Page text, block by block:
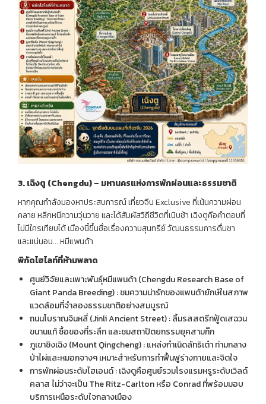
3.เฉิงตู (Chengdu) – มหานครแห่งการพักผ่อนและธรรมชาติ
หากคุณกำลังมองหาประสบการณ์ เที่ยวจีน Exclusive ที่เน้นความผ่อน
คลาย หลีกหนีความวุ่นวาย และได้สัมผัสวิถีชีวิตที่เนิบช้า เฉิงตูคือคำตอบที่
ไม่มีใครเทียบได้ เมืองนี้ขึ้นชื่อเรื่องความสุนทรีย์ วัฒนธรรมการดื่มชา
และแน่นอน... หมีแพนด้า
พิกัดไฮไลท์ที่ห้ามพลาด
ศูนย์วิจัยและเพาะพันธุ์หมีแพนด้า (Chengdu Research Base of
Giant Panda Breeding) : ชมความน่ารักของแพนด้ายักษ์ในสภาพ
แวดล้อมที่จำลองธรรมชาติอย่างสมบูรณ์
ถนนโบราณจินหลี่ (Jinli Ancient Street) : ลิ้มรสสตรีทฟู้ดเสฉวน
ขนานแท้ ซื้อของที่ระลึก และชมสถาปัตยกรรมยุคสามก๊ก
ภูเขาชิงเฉิง (Mount Qingcheng) : แหล่งกำเนิดลัทธิเต๋า ท่ามกลาง
ป่าไผ่และหมอกจางๆ เหมาะสำหรับการทำฟื้นฟูร่างกายและจิตใจ
การพักผ่อนระดับไฮเอนด์ : เฉิงตูคือศูนย์รวมโรงแรมหรูระดับเวิลด์
คลาส ไม่ว่าจะเป็น The Ritz-Carlton หรือ Conrad ที่พร้อมมอบ
บริการเหนือระดับใจกลางเมือง